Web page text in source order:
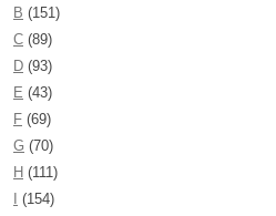
B (151)
C (89)
D (93)
E (43)
F (69)
G (70)
H (111)
(154)